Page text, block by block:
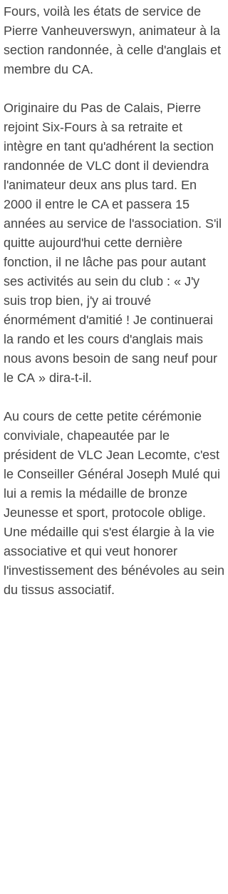
Fours, voilà les états de service de
Pierre Vanheuverswyn, animateur à la
section randonnée, à celle d'anglais et
membre du CA.
Originaire du Pas de Calais, Pierre
rejoint Six-Fours à sa retraite et
intègre en tant qu'adhérent la section
randonnée de VLC dont il deviendra
l'animateur deux ans plus tard. En
2000 il entre le CA et passera 15
années au service de l'association. S'il
quitte aujourd'hui cette dernière
fonction, il ne lâche pas pour autant
ses activités au sein du club : « J'y
suis trop bien, j'y ai trouvé
énormément d'amitié ! Je continuerai
la rando et les cours d'anglais mais
nous avons besoin de sang neuf pour
le CA » dira-t-il.
Au cours de cette petite cérémonie
conviviale, chapeautée par le
président de VLC Jean Lecomte, c'est
le Conseiller Général Joseph Mulé qui
lui a remis la médaille de bronze
Jeunesse et sport, protocole oblige.
Une médaille qui s'est élargie à la vie
associative et qui veut honorer
l'investissement des bénévoles au sein
du tissus associatif.